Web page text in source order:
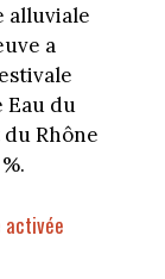
alluviale
a
Eau du
du Rhône
activée